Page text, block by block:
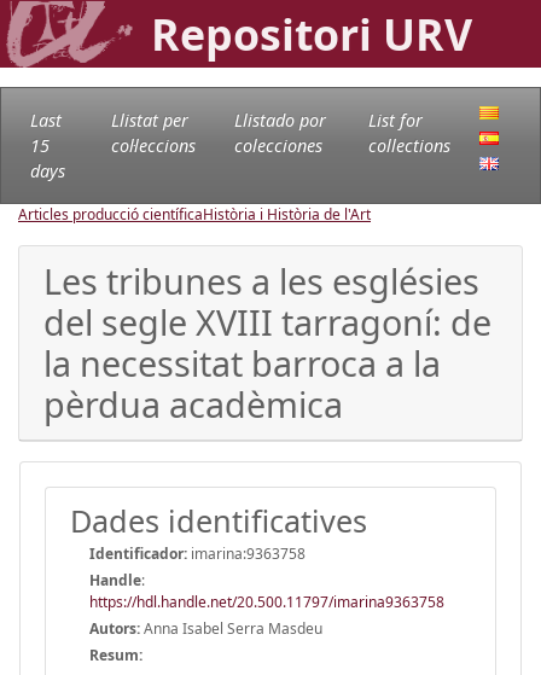
Repositori URV
Last
15
days
Llistat per
col·leccions
Llistado por
colecciones
List for
collections
Articles producció científicaHistòria i Història de l'Art
Les tribunes a les esglésies
del segle XVIII tarragoní: de
la necessitat barroca a la
pèrdua acadèmica
Dades identificatives
Identificador: imarina:9363758
Handle:
https://hdl.handle.net/20.500.11797/imarina9363758
Autors:Anna Isabel Serra Masdeu
Resum: